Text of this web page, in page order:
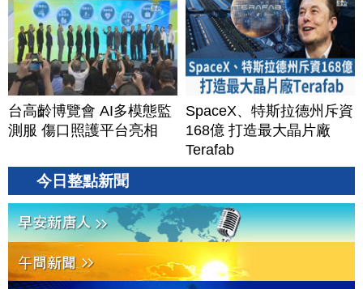
台高齡博覽會 AI多模態監
測服 傷口照護平台亮相
SpaceX、特斯拉德州斥資
168億 打造最大晶片廠
Terafab
今日整點新聞